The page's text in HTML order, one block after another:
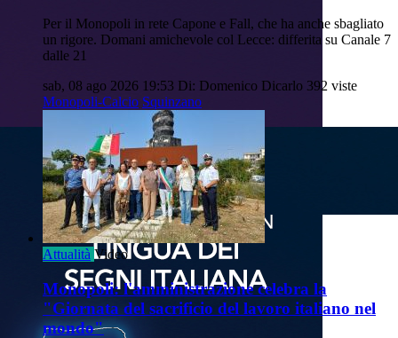
Per il Monopoli in rete Capone e Fall, che ha anche sbagliato
un rigore. Domani amichevole col Lecce: differita su Canale 7
dalle 21
sab, 08 ago 2026 19:53 Di: Domenico Dicarlo 392 viste
Monopoli-Calcio Squinzano
Attualità Video
Monopoli: l'amministrazione celebra la
"Giornata del sacrificio del lavoro italiano nel
mondo"